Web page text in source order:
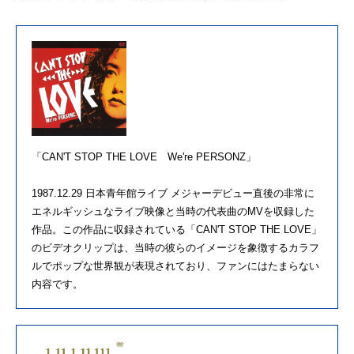
「CAN'T STOP THE LOVE We're PERSONZ」
1987.12.29 日本青年館ライブ メジャーデビュー直後の非常に
エネルギッシュなライブ映像と当時の代表曲のMVを収録した
作品。この作品に収録されている「CAN'T STOP THE LOVE」
のビデオクリップは、当時の彼らのイメージを象徴するカラフ
ルでポップな世界観が表現されており、ファンにはたまらない
内容です。